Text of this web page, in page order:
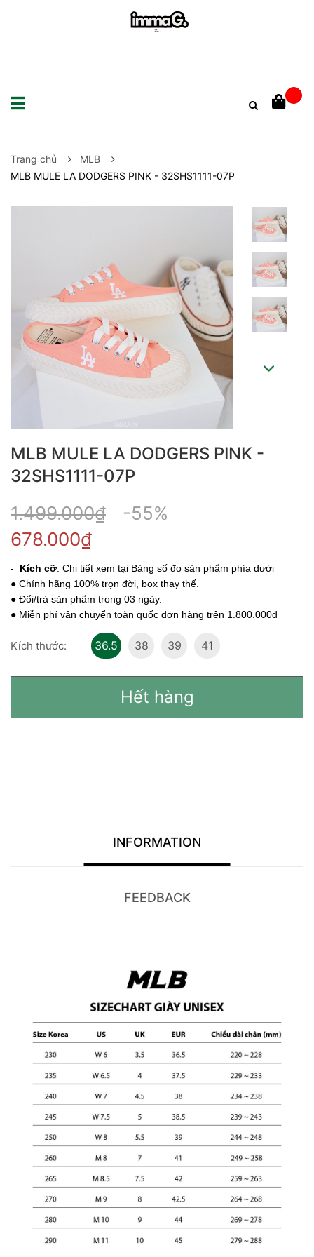
Trang chủ
MLB
MLB MULE LA DODGERS PINK - 32SHS1111-07P
MLB MULE LA DODGERS PINK -
32SHS1111-07P
1.499.000₫
-55%
678.000₫
- Kích cỡ: Chi tiết xem tại Bảng số đo sản phẩm phía dưới
● Chính hãng 100% trọn đời, box thay thế.
● Đổi/trả sản phẩm trong 03 ngày.
● Miễn phí vận chuyển toàn quốc đơn hàng trên 1.800.000đ
Kích thước: 36.5 38 39 41
Hết hàng
INFORMATION
FEEDBACK